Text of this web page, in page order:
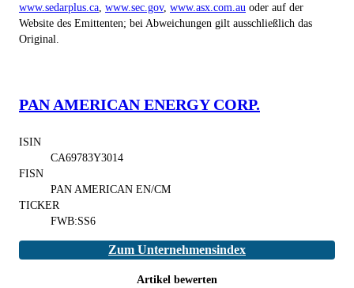
www.sedarplus.ca www.sec.gov, www.asx.com.au oder auf der
Website des Emittenten; bei Abweichungen gilt ausschließlich das
Original.
PAN AMERICAN ENERGY CORP.
ISIN
CA69783Y3014
FISN
PAN AMERICAN EN/CM
TICKER
FWB:SS6
Zum Unternehmensindex
Artikel bewerten